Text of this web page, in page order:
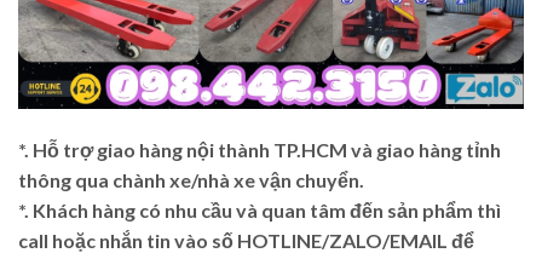
*. Hỗ trợ giao hàng nội thành TP.HCM và giao hàng tỉnh
thông qua chành xe/nhà xe vận chuyển.
*. Khách hàng có nhu cầu và quan tâm đến sản phẩm thì
call hoặc nhắn tin vào số HOTLINE/ZALO/EMAIL để